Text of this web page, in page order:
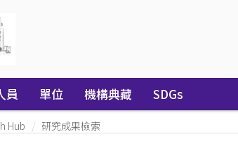
員 單位 機構典藏 SDGs
Hub 研究成果檢索